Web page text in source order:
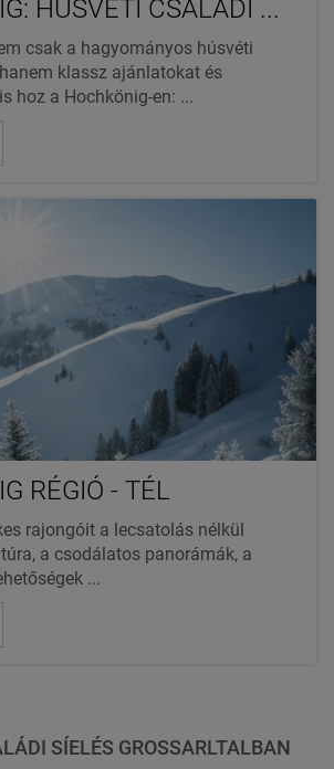
HÚSVÉTI CSALÁDI ...
csak a hagyományos húsvéti
klassz ajánlatokat és
hoz a Hochkönig-en: ...
RÉGIÓ - TÉL
rajongóit a lecsatolás nélkül
a csodálatos panorámák, a
...
SÍELÉS GROSSARLTALBAN